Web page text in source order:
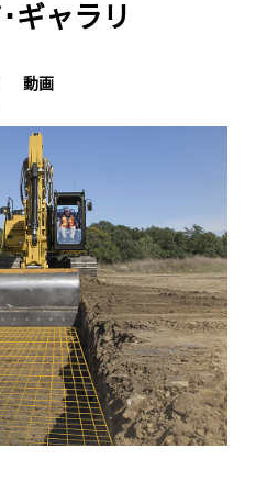
ギャラリ
動画